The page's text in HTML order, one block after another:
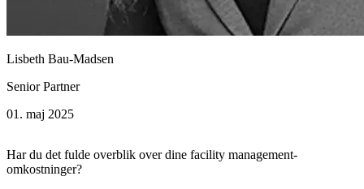
Lisbeth Bau-Madsen
Senior Partner
01. maj 2025
Har du det fulde overblik over dine facility management-
omkostninger?